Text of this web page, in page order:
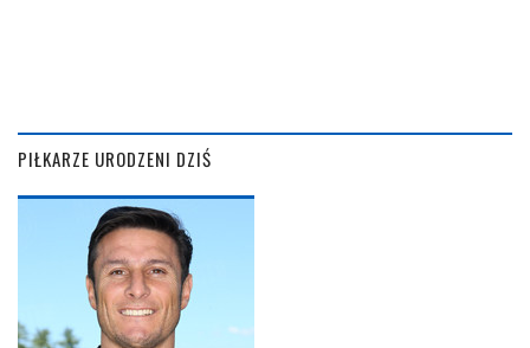
PIŁKARZE URODZENI DZIŚ